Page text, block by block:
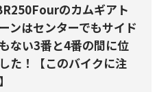
のカムギアト
ンはセンターでもサイド
ない3番と4番の間に位
た！【このバイクに注